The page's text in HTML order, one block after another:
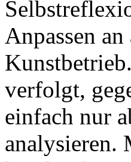
Anpassen
verfolgt,
einfach nur
analysieren.